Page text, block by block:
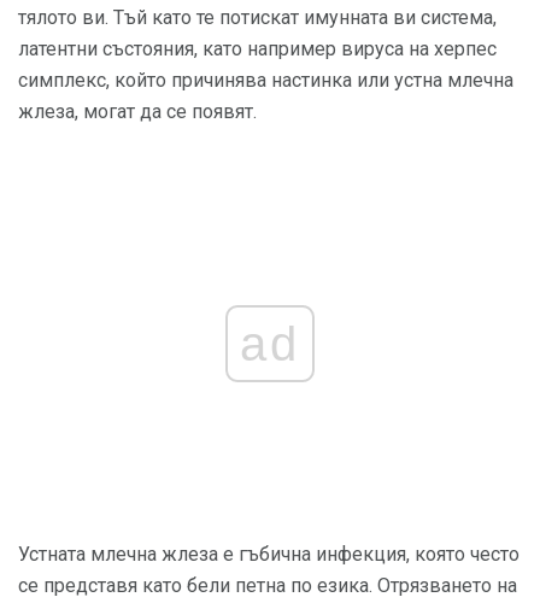
тялото ви. Тъй като те потискат имунната ви система,
латентни състояния, като например вируса на херпес
симплекс, който причинява настинка или устна млечна
жлеза, могат да се появят.
ad
Устната млечна жлеза е гъбична инфекция, която често
се представя като бели петна по езика. Отрязването на